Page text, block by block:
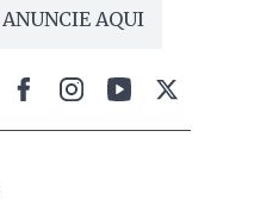
ANUNCIE AQUI